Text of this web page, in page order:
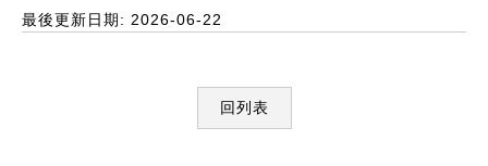
最後更新日期: 2026-06-22
回列表